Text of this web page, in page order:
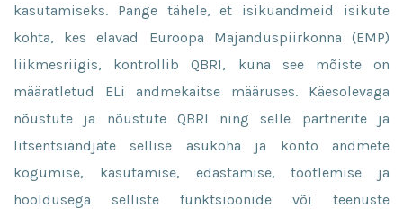
kasutamiseks. Pange tähele, et isikuandmeid isikute
kohta, kes elavad Euroopa Majanduspiirkonna (EMP)
liikmesriigis, kontrollib QBRI, kuna see mõiste on
määratletud ELi andmekaitse määruses. Käesolevaga
nõustute ja nõustute QBRI ning selle partnerite ja
litsentsiandjate sellise asukoha ja konto andmete
kogumise, kasutamise, edastamise, töötlemise ja
hooldusega selliste funktsioonide või teenuste